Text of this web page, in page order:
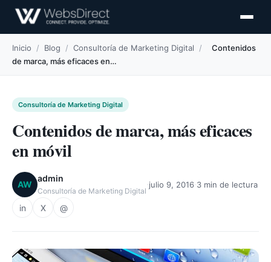
Inicio / Blog / Consultoría de Marketing Digital /
Contenidos
de marca, más eficaces en…
Consultoría de Marketing Digital
Contenidos de marca, más eficaces
en móvil
AW
admin
Consultoría de Marketing Digital
julio 9, 2016 3 min de lectura
in X @